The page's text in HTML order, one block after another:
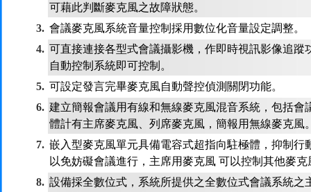
可藉此判斷麥克風之故障狀態。
3. 會議麥克風系統音量控制採用數位化音量設定調整。
4. 可直接連接各型式會議攝影機，作即時視訊影像追蹤
自動控制系統即可控制。
5. 可設定發言完畢麥克風自動聲控偵測關閉功能。
6. 建立簡報會議用有線和無線麥克風混音系統，包括會
體計有主席麥克風、列席麥克風，簡報用無線麥克風
7. 嵌入型麥克風單元具備電容式超指向駐極體，抑制行
以免妨礙會議進行，主席用麥克風 可以控制其他麥
8. 設備採全數位式，系統所提供之全數位式會議系統之